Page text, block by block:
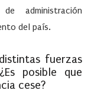
administración
del país.
fuerzas
posible que
cese?